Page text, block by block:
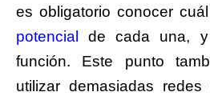
es obligatorio conocer
potencial
de cada una,
función. Este punto
utilizar demasiadas redes